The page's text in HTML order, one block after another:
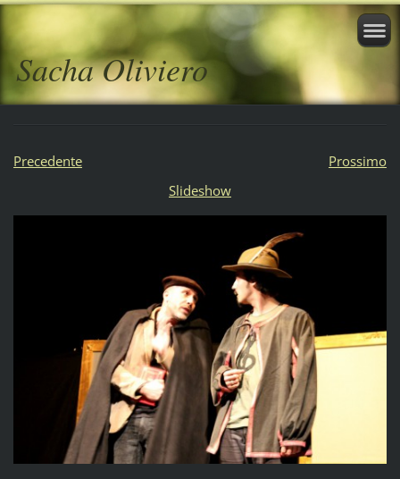
Sacha Oliviero
Precedente
Prossimo
Slideshow